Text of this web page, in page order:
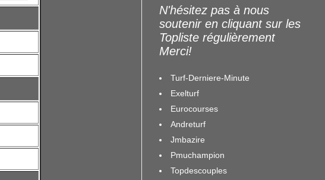
N'hésitez pas à nous
soutenir en cliquant sur les
Topliste régulièrement
Merci!
Turf-Derniere-Minute
Exelturf
Eurocourses
Andreturf
Jmbazire
Pmuchampion
Topdescouples